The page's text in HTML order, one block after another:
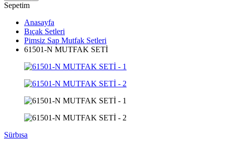
Sepetim
Anasayfa
Bıçak Setleri
Pimsiz Sap Mutfak Setleri
61501-N MUTFAK SETİ
Sürbısa